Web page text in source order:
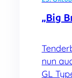
„Big
nun
GL